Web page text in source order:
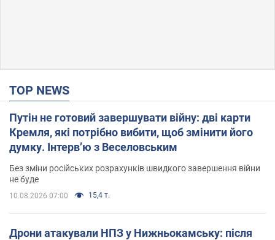
TOP NEWS
Путін не готовий завершувати війну: дві карти
Кремля, які потрібно вибити, щоб змінити його
думку. Інтерв’ю з Веселовським
Без зміни російських розрахунків швидкого завершення війни
не буде
10.08.2026 07:00 15,4 т.
Дрони атакували НПЗ у Нижньокамську: після